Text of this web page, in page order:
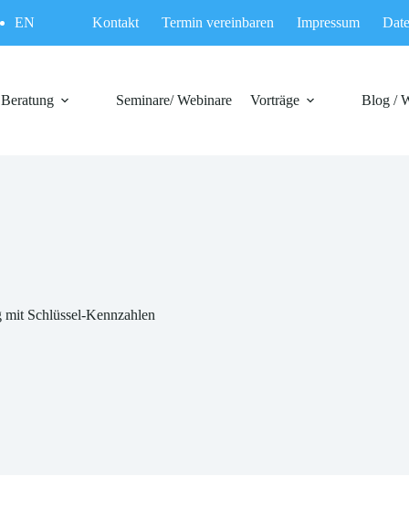
EN Kontakt Termin vereinbaren Impressum
Beratung Seminare/ Webinare Vorträge Blog /
Schlüssel-Kennzahlen